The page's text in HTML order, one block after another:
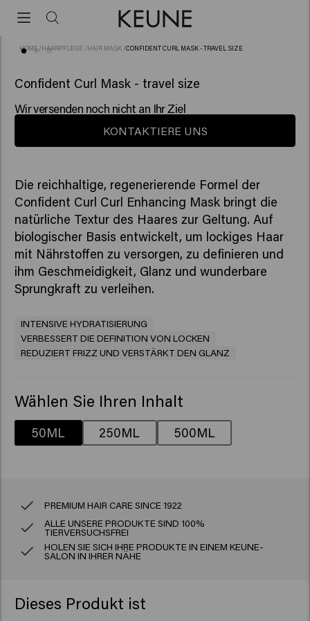
HOME /HAARPFLEGE /HAIR MASK /CONFIDENT CURL MASK - TRAVEL SIZE
Confident Curl Mask - travel size
Wir versenden noch nicht an Ihr Ziel
KONTAKTIERE UNS
Die reichhaltige, regenerierende Formel der
Confident Curl Curl Enhancing Mask bringt die
natürliche Textur des Haares zur Geltung. Auf
biologischer Basis entwickelt, um lockiges Haar
mit Nährstoffen zu versorgen, zu definieren und
ihm Geschmeidigkeit, Glanz und wunderbare
Sprungkraft zu verleihen.
INTENSIVE HYDRATISIERUNG
VERBESSERT DIE DEFINITION VON LOCKEN
REDUZIERT FRIZZ UND VERSTÄRKT DEN GLANZ
Wählen Sie Ihren Inhalt
50ML 250ML 500ML
PREMIUM HAIR CARE SINCE 1922
ALLE UNSERE PRODUKTE SIND 100%
TIERVERSUCHSFREI
HOLEN SIE SICH IHRE PRODUKTE IN EINEM KEUNE-
SALON IN IHRER NÄHE
Dieses Produkt ist